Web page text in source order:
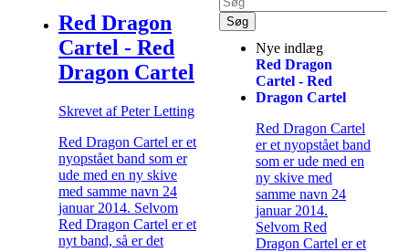
Red Dragon
Cartel - Red
Dragon Cartel
Skrevet af Peter Letting
Red Dragon Cartel er et
nyopstået band som er
ude med en ny skive
med samme navn 24
januar 2014. Selvom
Red Dragon Cartel er et
nyt band, så er det
Nye indlæg
Red Dragon
Cartel - Red
Dragon Cartel
Red Dragon Cartel
er et nyopstået band
som er ude med en
ny skive med
samme navn 24
januar 2014.
Selvom Red
Dragon Cartel er et